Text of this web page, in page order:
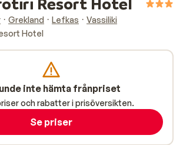
Grekland Lefkas
Vassiliki
Hotel
inte hämta frånpriset
och rabatter i prisöversikten.
Se priser